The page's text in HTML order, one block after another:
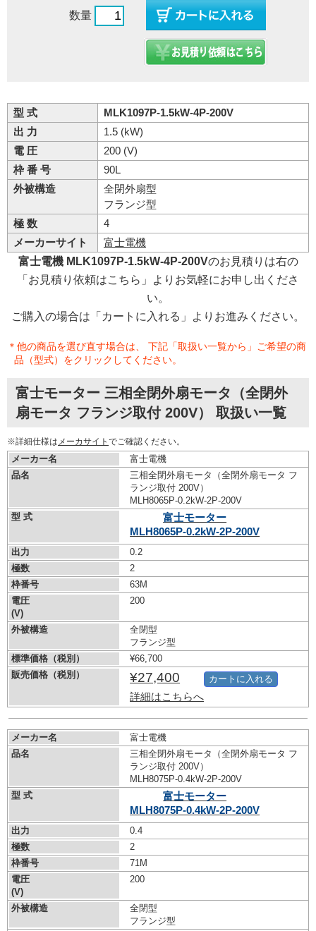
数量
型 式
MLK1097P-1.5kW-4P-200V
出 力
1.5 (kW)
電 圧
200 (V)
枠 番 号
90L
外被構造
全閉外扇型
フランジ型
極 数
4
メーカーサイト
富士電機
富士電機 MLK1097P-1.5kW-4P-200Vのお見積りは右の
「お見積り依頼はこちら」よりお気軽にお申し出くださ
い。
ご購入の場合は「カートに入れる」よりお進みください。
＊他の商品を選び直す場合は、 下記「取扱い一覧から」ご希望の商
品（型式）をクリックしてください。
富士モーター 三相全閉外扇モータ（全閉外
扇モータ フランジ取付 200V） 取扱い一覧
※詳細仕様は メーカサイト でご確認ください。
メーカー名
富士電機
品名
三相全閉外扇モータ（全閉外扇モータ フ
ランジ取付 200V）
MLH8065P-0.2kW-2P-200V
型 式
富士モーター
MLH8065P-0.2kW-2P-200V
出力
0.2
極数
2
枠番号
63M
電圧
(V)
200
外被構造
全閉型
フランジ型
標準価格（税別）
¥66,700
販売価格（税別）
¥27,400
詳細はこちらへ
カートに入れる
メーカー名
富士電機
品名
三相全閉外扇モータ（全閉外扇モータ フ
ランジ取付 200V）
MLH8075P-0.4kW-2P-200V
型 式
富士モーター
MLH8075P-0.4kW-2P-200V
出力
0.4
極数
2
枠番号
71M
電圧
(V)
200
外被構造
全閉型
フランジ型